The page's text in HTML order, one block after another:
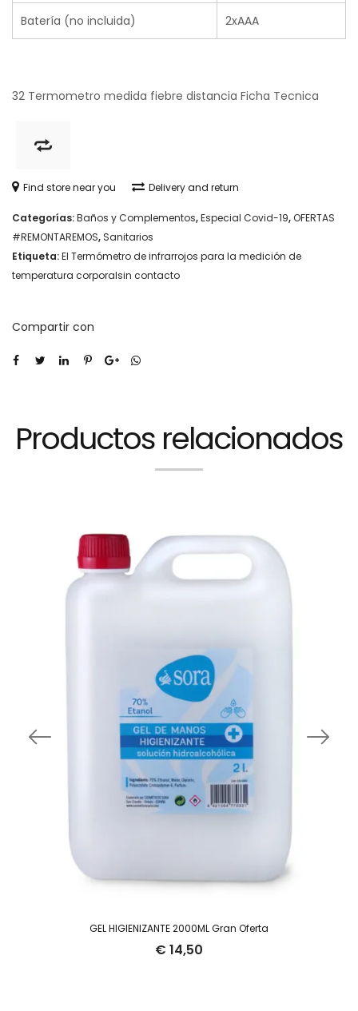
Batería (no incluida) 2xAAA
32 Termometro medida fiebre distancia Ficha Tecnica
Find store near you Delivery and return
Categorías:Baños y Complementos,Especial Covid-19,OFERTAS
#REMONTAREMOS, Sanitarios
Etiqueta:El Termómetro de infrarrojos para la medición de
temperatura corporalsin contacto
Compartir con
Productos relacionados
GEL HIGIENIZANTE 2000ML Gran Oferta
€ 14,50